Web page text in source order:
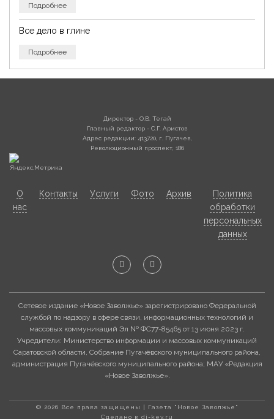
Подробнее
Все дело в глине
Подробнее
Директор - О.В. Тегай
Главный редактор - С.Г. Аристов
Адрес редакции: 413720, г. Пугачев,
Революционный проспект, 186
О
нас
Контакты Услуги Фото Архив
Политика
обработки
персональных
данных
Сетевое издание «Новое Заволжье» зарегистрировано Федеральной
службой по надзору в сфере связи, информационных технологий и
массовых коммуникаций Эл № ФС77-85465 от 13 июня 2023 г.
Учредители: Министерство информации и массовых коммуникаций
Саратовской области, Собрание Пугачёвского муниципального района,
администрация Пугачёвского муниципального района; МАУ «Редакция
«Новое Заволжье».
© 2026 Все права защищены | Газета "Новое Заволжье"
Сделано в di-key.ru